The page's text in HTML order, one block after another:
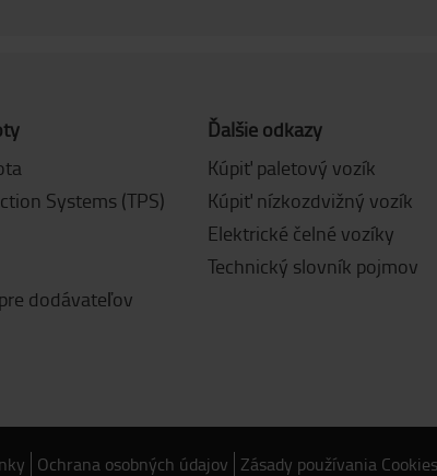
Systems (TPS)
dodávateľov
Ďalšie odkazy
Kúpiť paletový vozík
Kúpiť nízkozdvižný vozík
Elektrické čelné vozíky
Technický slovník pojmov
Ochrana osobných údajov Zásady používania Cookies